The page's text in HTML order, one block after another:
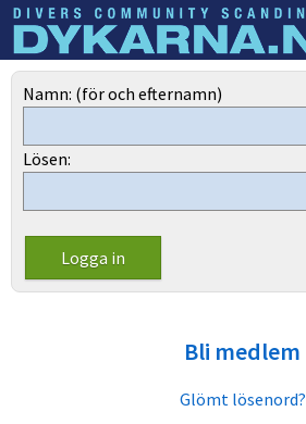
Dyknyheter
Namn: (för och efternamn)
Lösen:
Bli medlem
Glömt lösenord?